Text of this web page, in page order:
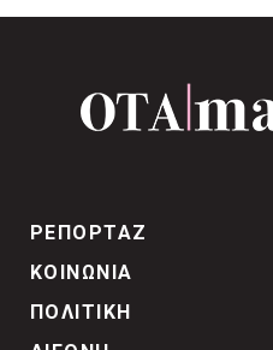
ΡΕΠΟΡΤΑΖ
ΚΟΙΝΩΝΙΑ
ΠΟΛΙΤΙΚΗ